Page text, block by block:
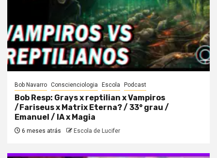
Bob Navarro Conscienciologia Escola Podcast
Bob Resp: Grays x reptilian x Vampiros
/Fariseus x Matrix Eterna? / 33° grau /
Emanuel / IA x Magia
6 meses atrás Escola de Lucifer